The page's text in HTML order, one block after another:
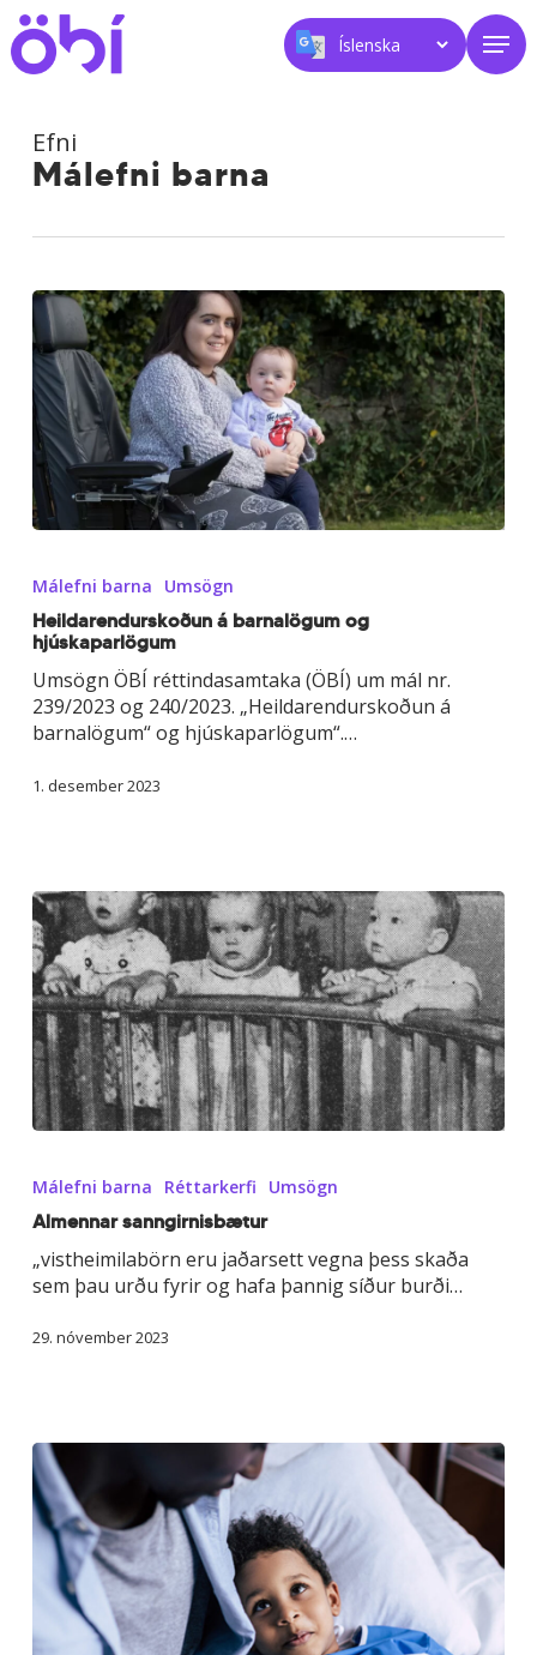
Skip
to
main
Efni
Málefni barna
barnalögum
og
hjúskaparlögum
Málefni barna Umsögn
Heildarendurskoðun á barnalögum og
hjúskaparlögum
Umsögn ÖBÍ réttindasamtaka (ÖBÍ) um mál nr.
239/2023 og 240/2023. „Heildarendurskoðun á
barnalögum“ og hjúskaparlögum“.…
1. desember 2023
Málefni barna Réttarkerfi Umsögn
Almennar sanngirnisbætur
„vistheimilabörn eru jaðarsett vegna þess skaða
sem þau urðu fyrir og hafa þannig síður burði…
29. nóvember 2023